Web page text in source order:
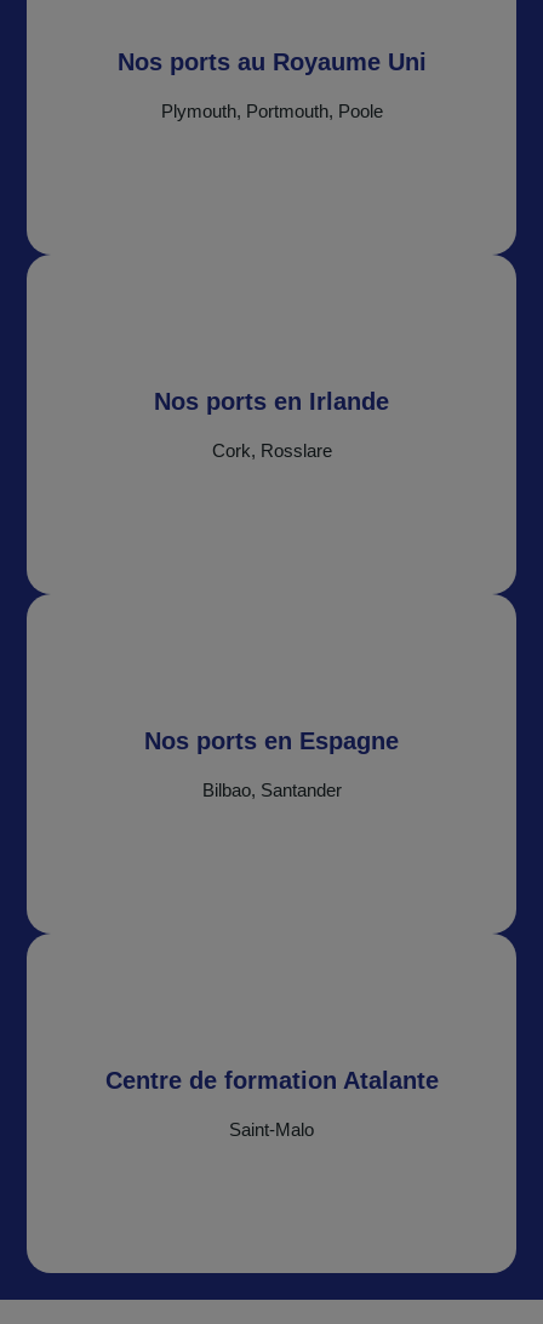
Nos ports au Royaume Uni
Plymouth, Portmouth, Poole
Nos ports en Irlande
Cork, Rosslare
Nos ports en Espagne
Bilbao, Santander
Centre de formation Atalante
Saint-Malo